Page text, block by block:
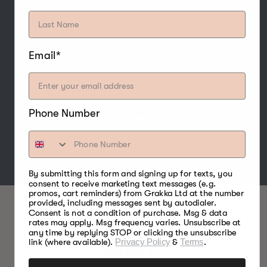
Räucherhölzer und passt besonders gut zu
Wasservögeln, Nüssen und Käse.
BESTE FOOD SMOKER.
Email*
Phone Number
By submitting this form and signing up for texts, you
consent to receive marketing text messages (e.g.
promos, cart reminders) from Grakka Ltd at the number
provided, including messages sent by autodialer.
Consent is not a condition of purchase. Msg & data
rates may apply. Msg frequency varies. Unsubscribe at
any time by replying STOP or clicking the unsubscribe
link (where available). Privacy Policy&Terms.